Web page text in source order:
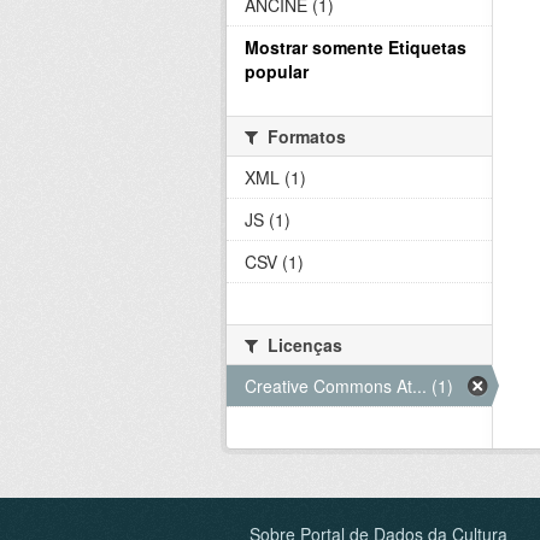
ANCINE (1)
Mostrar somente Etiquetas
popular
Formatos
XML (1)
JS (1)
CSV (1)
Licenças
Creative Commons At... (1)
Sobre Portal de Dados da Cultura